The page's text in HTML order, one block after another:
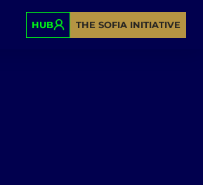
HUB THE SOFIA INITIATIVE